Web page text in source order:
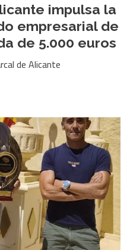
impulsa la
empresarial de
de 5.000 euros
de Alicante